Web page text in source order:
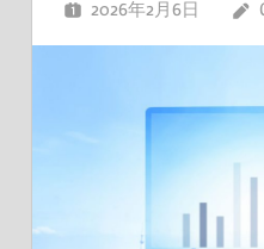
2026年2月6日